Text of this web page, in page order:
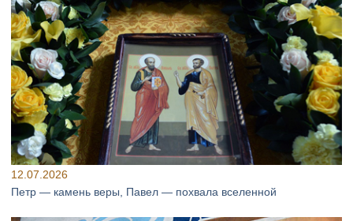
12.07.2026
Петр — камень веры, Павел — похвала вселенной